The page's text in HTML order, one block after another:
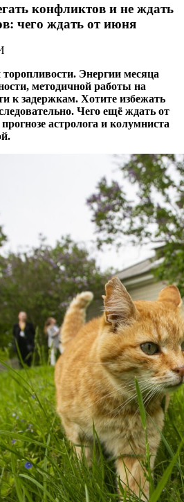
конфликтов и не ждать
чего ждать от июня
Энергии месяца
методичной работы на
к задержкам. Хотите избежать
Чего ещё ждать от
астролога и колумниста